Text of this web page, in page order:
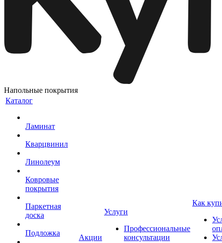
Напольные покрытия
Каталог
Ламинат
Кварцвинил
Линолеум
Ковровые
покрытия
Паркетная
доска
Подложка
Акции
Услуги
Профессиональные
консультации
Как